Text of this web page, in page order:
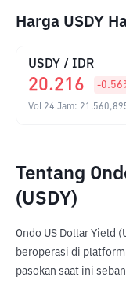
Harga USDY
USDY / IDR
20.216 -0.56
Vol 24 Jam:
Tentang
(USDY)
Ondo US Dollar Yield
beroperasi di
pasokan saat ini